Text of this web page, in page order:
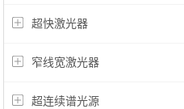
行业应用
超快激光器
窄线宽激光器
超连续谱光源